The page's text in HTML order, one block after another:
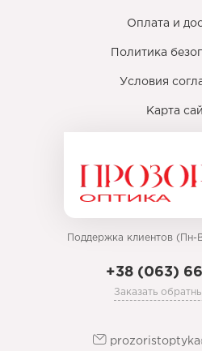
Оплата и
Политика
Условия
Карта
Поддержка клиентов
+38 (063)
Заказать